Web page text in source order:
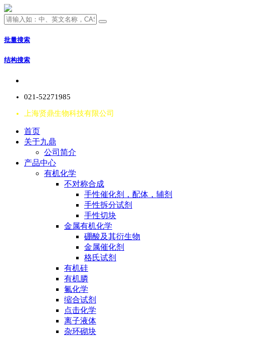
批量搜索
结构搜索
021-52271985
上海贤鼎生物科技有限公司
首页
关于九鼎
公司简介
产品中心
有机化学
不对称合成
手性催化剂，配体，辅剂
手性拆分试剂
手性切块
金属有机化学
硼酸及其衍生物
金属催化剂
格氏试剂
有机硅
有机膦
氟化学
缩合试剂
点击化学
离子液体
杂环砌块